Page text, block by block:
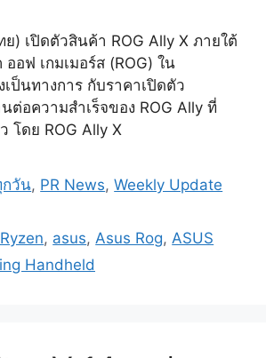
ย) เปิดตัวสินค้า ROG Ally X ภายใต้
อฟ เกมเมอร์ส (ROG) ใน
เป็นทางการ กับราคาเปิดตัว
ต่อความสำเร็จของ ROG Ally ที่
โดย ROG Ally X
กวัน, PR News,Weekly Update
, asus, Asus Rog, ASUS
Handheld